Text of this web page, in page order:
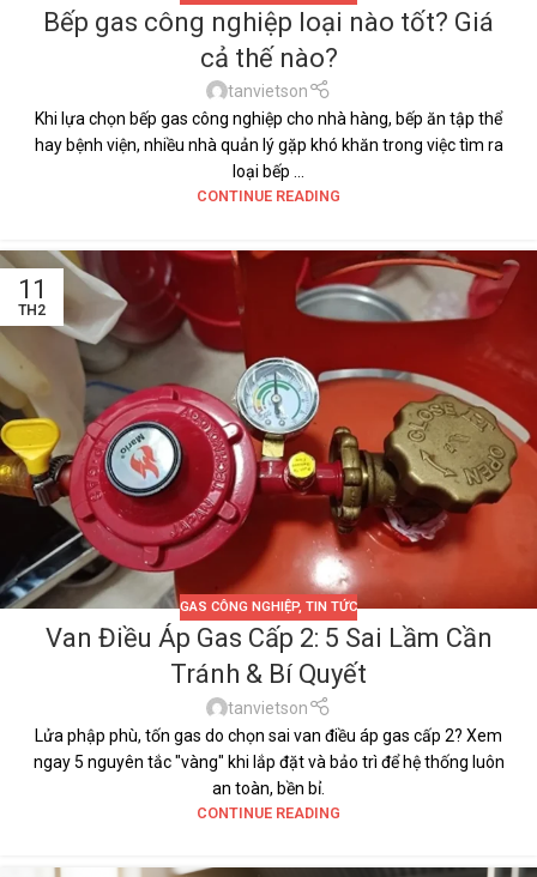
Bếp gas công nghiệp loại nào tốt? Giá
cả thế nào?
tanvietson
Khi lựa chọn bếp gas công nghiệp cho nhà hàng, bếp ăn tập thể
hay bệnh viện, nhiều nhà quản lý gặp khó khăn trong việc tìm ra
loại bếp ...
CONTINUE READING
11
TH2
GAS CÔNG NGHIỆP, TIN TỨC
Van Điều Áp Gas Cấp 2: 5 Sai Lầm Cần
Tránh & Bí Quyết
tanvietson
Lửa phập phù, tốn gas do chọn sai van điều áp gas cấp 2? Xem
ngay 5 nguyên tắc "vàng" khi lắp đặt và bảo trì để hệ thống luôn
an toàn, bền bỉ.
CONTINUE READING